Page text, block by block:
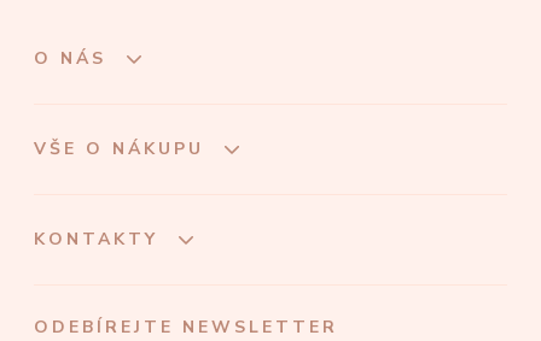
O NÁS
VŠE O NÁKUPU
KONTAKTY
ODEBÍREJTE NEWSLETTER